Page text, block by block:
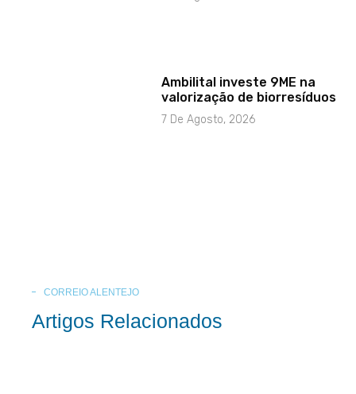
Ambilital investe 9ME na
valorização de biorresíduos
7 De Agosto, 2026
CORREIO ALENTEJO
Artigos Relacionados